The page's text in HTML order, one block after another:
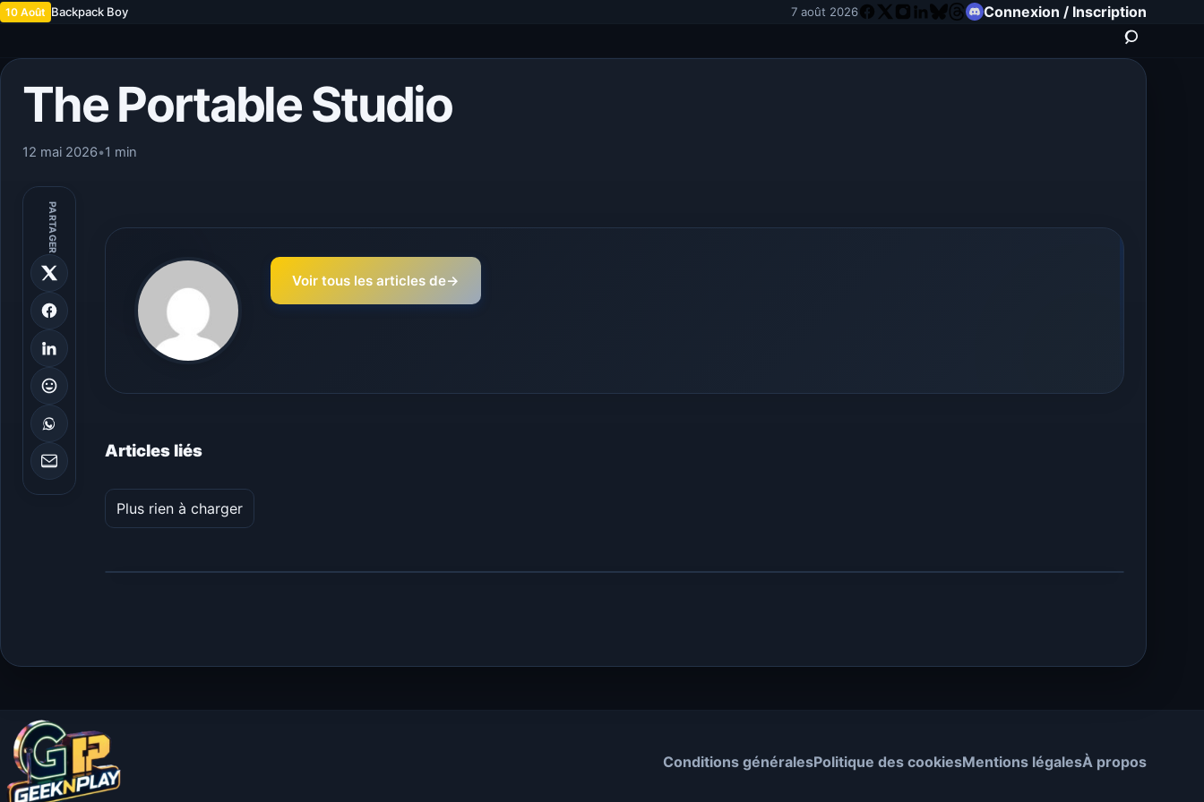
10 Août Backpack Boy 7 août 2026 Connexion / Inscription
The Portable Studio
12 mai 2026•1 min
PARTAGER
Voir tous les articles de→
Articles liés
Plus rien à charger
Conditions généralesPolitique des cookiesMentions légalesÀ propos